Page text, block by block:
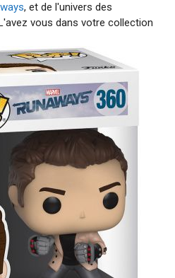
, et de l'univers des
vous dans votre collection